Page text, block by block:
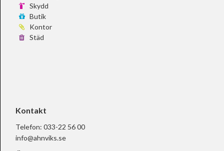
Skydd
Butik
Kontor
Städ
Kontakt
Telefon: 033-22 56 00
info@ahnviks.se